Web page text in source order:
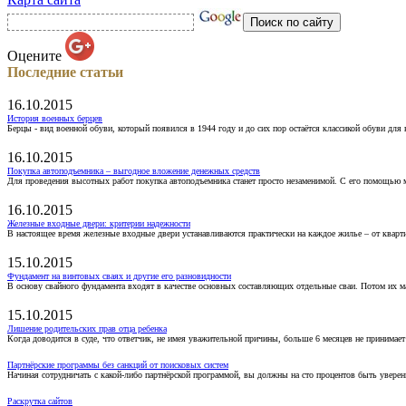
Оцените
Последние статьи
16.10.2015
История военных берцев
Берцы - вид военной обуви, который появился в 1944 году и до сих пор остаётся классикой обуви
16.10.2015
Покупка автоподъемника – выгодное вложение денежных средств
Для проведения высотных работ покупка автоподъемника станет просто незаменимой. С его
16.10.2015
Железные входные двери: критерии надежности
В настоящее время железные входные двери устанавливаются практически на каждое жилье – от
15.10.2015
Фундамент на винтовых сваях и другие его разновидности
В основу свайного фундамента входят в качестве основных составляющих отдельные сваи. Потом их
15.10.2015
Лишение родительских прав отца ребенка
Когда доводится в суде, что ответчик, не имея уважительной причины, больше 6 месяцев не
Партнёрские программы без санкций от поисковых систем
Начиная сотрудничать с какой-либо партнёрской программой, вы должны на сто процентов быть
Раскрутка сайтов